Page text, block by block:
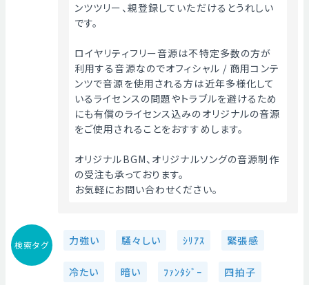
ンツツリー、親登録していただけるとうれしい
です。
ロイヤリティフリー音源は不特定多数の方が
利用する音源なのでオフィシャル / 商用コンテ
ンツで音源を使用される方は近年多様化して
いるライセンスの問題やトラブルを避けるため
にも有償のライセンス込みのオリジナルの音源
をご使用されることをおすすめします。
オリジナルBGM、オリジナルソングの音源制作
の受注も承っております。
お気軽にお問い合わせください。
検索タグ 力強い 騒々しい ｼﾘｱｽ 緊張感
冷たい 暗い ﾌｧﾝﾀｼﾞｰ 四拍子